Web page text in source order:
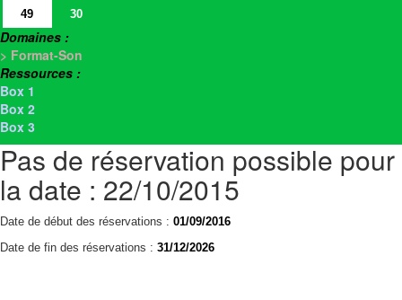
49
30
Domaines :
> Format-Son
Ressources :
Box 1
Box 2
Box 3
Pas de réservation possible pour
la date : 22/10/2015
Date de début des réservations : 01/09/2016
Date de fin des réservations : 31/12/2026